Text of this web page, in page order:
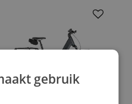
gebruik